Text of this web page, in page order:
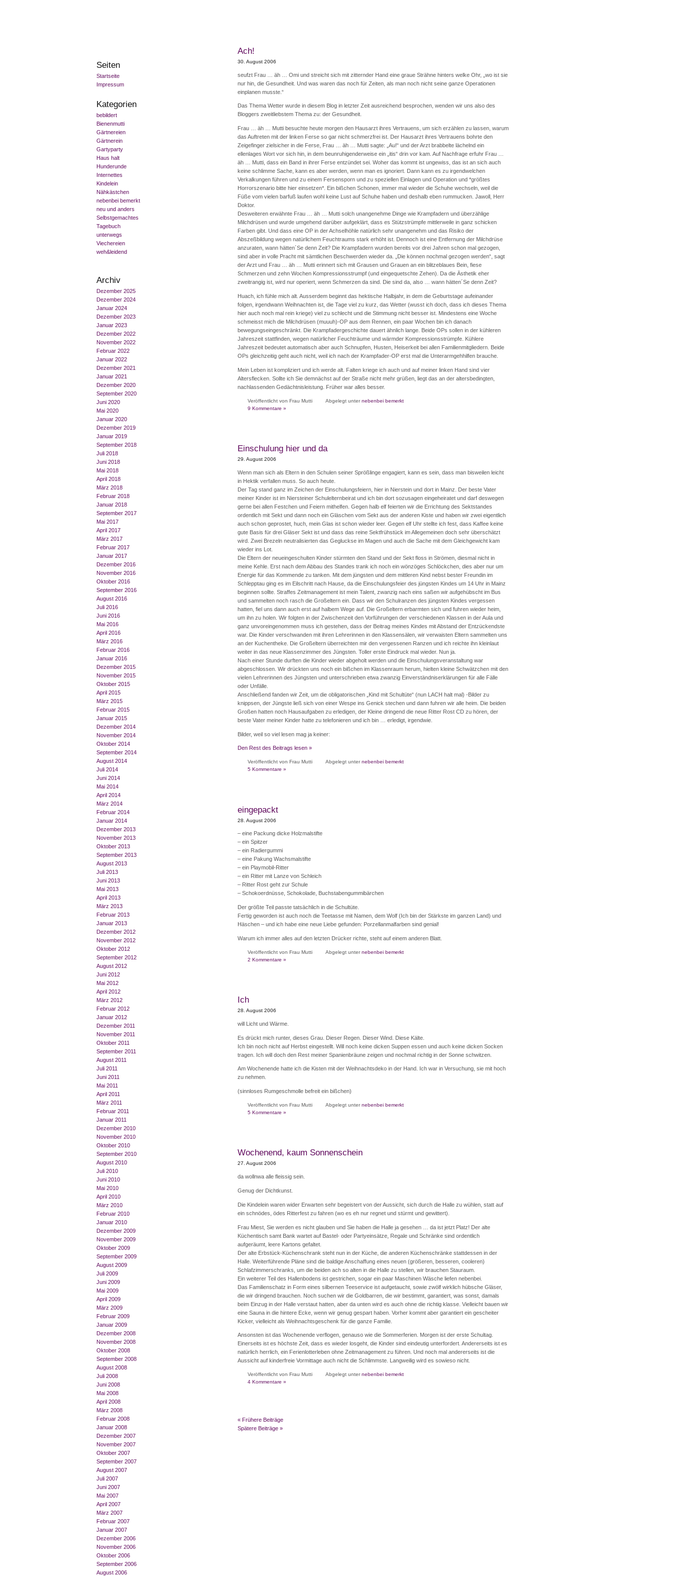
Seiten
Startseite
Impressum
Kategorien
bebildert
Bienenmutti
Gärtnereien
Gärtnerein
Gartyparty
Haus halt
Hunderunde
Internettes
Kindelein
Nähkästchen
nebenbei bemerkt
neu und anders
Selbstgemachtes
Tagebuch
unterwegs
Viechereien
weh&leidend
Archiv
Dezember 2025
Dezember 2024
Januar 2024
Dezember 2023
Januar 2023
Dezember 2022
November 2022
Februar 2022
Januar 2022
Dezember 2021
Januar 2021
Dezember 2020
September 2020
Juni 2020
Mai 2020
Januar 2020
Dezember 2019
Januar 2019
September 2018
Juli 2018
Juni 2018
Mai 2018
April 2018
März 2018
Februar 2018
Januar 2018
September 2017
Mai 2017
April 2017
März 2017
Februar 2017
Januar 2017
Dezember 2016
November 2016
Oktober 2016
September 2016
August 2016
Juli 2016
Juni 2016
Mai 2016
April 2016
März 2016
Februar 2016
Januar 2016
Dezember 2015
November 2015
Oktober 2015
April 2015
März 2015
Februar 2015
Januar 2015
Dezember 2014
November 2014
Oktober 2014
September 2014
August 2014
Juli 2014
Juni 2014
Mai 2014
April 2014
März 2014
Februar 2014
Januar 2014
Dezember 2013
November 2013
Oktober 2013
September 2013
August 2013
Juli 2013
Juni 2013
Mai 2013
April 2013
März 2013
Februar 2013
Januar 2013
Dezember 2012
November 2012
Oktober 2012
September 2012
August 2012
Juni 2012
Mai 2012
April 2012
März 2012
Februar 2012
Januar 2012
Dezember 2011
November 2011
Oktober 2011
September 2011
August 2011
Juli 2011
Juni 2011
Mai 2011
April 2011
März 2011
Februar 2011
Januar 2011
Dezember 2010
November 2010
Oktober 2010
September 2010
August 2010
Juli 2010
Juni 2010
Mai 2010
April 2010
März 2010
Februar 2010
Januar 2010
Dezember 2009
November 2009
Oktober 2009
September 2009
August 2009
Juli 2009
Juni 2009
Mai 2009
April 2009
März 2009
Februar 2009
Januar 2009
Dezember 2008
November 2008
Oktober 2008
September 2008
August 2008
Juli 2008
Juni 2008
Mai 2008
April 2008
März 2008
Februar 2008
Januar 2008
Dezember 2007
November 2007
Oktober 2007
September 2007
August 2007
Juli 2007
Juni 2007
Mai 2007
April 2007
März 2007
Februar 2007
Januar 2007
Dezember 2006
November 2006
Oktober 2006
September 2006
August 2006
Ach!
30. August 2006
seufzt Frau … äh … Omi und streicht sich mit zitternder Hand eine graue Strähne hinters welke Ohr, „wo ist sie
nur hin, die Gesundheit. Und was waren das noch für Zeiten, als man noch nicht seine ganze Operationen
einplanen musste.“
Das Thema Wetter wurde in diesem Blog in letzter Zeit ausreichend besprochen, wenden wir uns also des
Bloggers zweitliebstem Thema zu: der Gesundheit.
Frau … äh … Mutti besuchte heute morgen den Hausarzt ihres Vertrauens, um sich erzählen zu lassen, warum
das Auftreten mit der linken Ferse so gar nicht schmerzfrei ist. Der Hausarzt ihres Vertrauens bohrte den
Zeigefinger zielsicher in die Ferse, Frau … äh … Mutti sagte: „Au!“ und der Arzt brabbelte lächelnd ein
ellenlages Wort vor sich hin, in dem beunruhigenderweise ein „itis“ drin vor kam. Auf Nachfrage erfuhr Frau …
äh … Mutti, dass ein Band in ihrer Ferse entzündet sei. Woher das kommt ist ungewiss, das ist an sich auch
keine schlimme Sache, kann es aber werden, wenn man es ignoriert. Dann kann es zu irgendwelchen
Verkalkungen führen und zu einem Fersensporn und zu speziellen Einlagen und Operation und *größtes
Horrorszenario bitte hier einsetzen*. Ein bißchen Schonen, immer mal wieder die Schuhe wechseln, weil die
Füße vom vielen barfuß laufen wohl keine Lust auf Schuhe haben und deshalb eben rummucken. Jawoll, Herr
Doktor.
Desweiteren erwähnte Frau … äh … Mutti solch unangenehme Dinge wie Krampfadern und überzählige
Milchdrüsen und wurde umgehend darüber aufgeklärt, dass es Stützstrümpfe mittlerweile in ganz schicken
Farben gibt. Und dass eine OP in der Achselhöhle natürlich sehr unangenehm und das Risiko der
Abszeßbildung wegen natürlichem Feuchtraums stark erhöht ist. Dennoch ist eine Entfernung der Milchdrüse
anzuraten, wann hätten´Se denn Zeit? Die Krampfadern wurden bereits vor drei Jahren schon mal gezogen,
sind aber in volle Pracht mit sämtlichen Beschwerden wieder da. „Die können nochmal gezogen werden“, sagt
der Arzt und Frau … äh … Mutti erinnert sich mit Grausen und Grauen an ein blitzeblaues Bein, fiese
Schmerzen und zehn Wochen Kompressionsstrumpf (und eingequetschte Zehen). Da die Ästhetik eher
zweitrangig ist, wird nur operiert, wenn Schmerzen da sind. Die sind da, also … wann hätten´Se denn Zeit?
Huach, ich fühle mich alt. Ausserdem beginnt das hektische Halbjahr, in dem die Geburtstage aufeinander
folgen, irgendwann Weihnachten ist, die Tage viel zu kurz, das Wetter (wusst ich doch, dass ich dieses Thema
hier auch noch mal rein kriege) viel zu schlecht und die Stimmung nicht besser ist. Mindestens eine Woche
schmeisst mich die Milchdrüsen (muuuh)-OP aus dem Rennen, ein paar Wochen bin ich danach
bewegungseingeschränkt. Die Krampfadergeschichte dauert ähnlich lange. Beide OPs sollen in der kühleren
Jahreszeit stattfinden, wegen natürlicher Feuchträume und wärmder Kompressionsstrümpfe. Kühlere
Jahreszeit bedeutet automatisch aber auch Schnupfen, Husten, Heiserkeit bei allen Familienmitgliedern. Beide
OPs gleichzeitig geht auch nicht, weil ich nach der Krampfader-OP erst mal die Unterarmgehhilfen brauche.
Mein Leben ist kompliziert und ich werde alt. Falten kriege ich auch und auf meiner linken Hand sind vier
Altersflecken. Sollte ich Sie demnächst auf der Straße nicht mehr grüßen, liegt das an der altersbedingten,
nachlassenden Gedächtnisleistung. Früher war alles besser.
Veröffentlicht von Frau Mutti Abgelegt unternebenbei bemerkt
9 Kommentare »
Einschulung hier und da
29. August 2006
Wenn man sich als Eltern in den Schulen seiner Sprößlinge engagiert, kann es sein, dass man bisweilen leicht
in Hektik verfallen muss. So auch heute.
Der Tag stand ganz im Zeichen der Einschulungsfeiern, hier in Nierstein und dort in Mainz. Der beste Vater
meiner Kinder ist im Niersteiner Schulelternbeirat und ich bin dort sozusagen eingeheiratet und darf deswegen
gerne bei allen Festchen und Feiern mithelfen. Gegen halb elf feierten wir die Errichtung des Sektstandes
ordentlich mit Sekt und dann noch ein Gläschen vom Sekt aus der anderen Kiste und haben wir zwei eigentlich
auch schon geprostet, huch, mein Glas ist schon wieder leer. Gegen elf Uhr stellte ich fest, dass Kaffee keine
gute Basis für drei Gläser Sekt ist und dass das reine Sektfrühstück im Allegemeinen doch sehr überschätzt
wird. Zwei Brezeln neutralisierten das Gegluckse im Magen und auch die Sache mit dem Gleichgewicht kam
wieder ins Lot.
Die Eltern der neueingeschulten Kinder stürmten den Stand und der Sekt floss in Strömen, diesmal nicht in
meine Kehle. Erst nach dem Abbau des Standes trank ich noch ein wönzöges Schlöckchen, dies aber nur um
Energie für das Kommende zu tanken. Mit dem jüngsten und dem mittleren Kind nebst bester Freundin im
Schlepptau ging es im Eilschritt nach Hause, da die Einschulungsfeier des jüngsten Kindes um 14 Uhr in Mainz
beginnen sollte. Straffes Zeitmanagement ist mein Talent, zwanzig nach eins saßen wir aufgehübscht im Bus
und sammelten noch rasch die Großeltern ein. Dass wir den Schulranzen des jüngsten Kindes vergessen
hatten, fiel uns dann auch erst auf halbem Wege auf. Die Großeltern erbarmten sich und fuhren wieder heim,
um ihn zu holen. Wir folgten in der Zwischenzeit den Vorführungen der verschiedenen Klassen in der Aula und
ganz unvoreingenommen muss ich gestehen, dass der Beitrag meines Kindes mit Abstand der Entzückendste
war. Die Kinder verschwanden mit ihren Lehrerinnen in den Klassensälen, wir verwaisten Eltern sammelten uns
an der Kuchentheke. Die Großeltern überreichten mir den vergessenen Ranzen und ich reichte ihn kleinlaut
weiter in das neue Klassenzimmer des Jüngsten. Toller erste Eindruck mal wieder. Nun ja.
Nach einer Stunde durften die Kinder wieder abgeholt werden und die Einschulungsveranstaltung war
abgeschlossen. Wir drückten uns noch ein bißchen im Klassenraum herum, hielten kleine Schwätzchen mit den
vielen Lehrerinnen des Jüngsten und unterschrieben etwa zwanzig Einverständniserklärungen für alle Fälle
oder Unfälle.
Anschließend fanden wir Zeit, um die obligatorischen „Kind mit Schultüte“ (nun LACH halt mal) -Bilder zu
knippsen, der Jüngste ließ sich von einer Wespe ins Genick stechen und dann fuhren wir alle heim. Die beiden
Großen hatten noch Hausaufgaben zu erledigen, der Kleine dringend die neue Ritter Rost CD zu hören, der
beste Vater meiner Kinder hatte zu telefonieren und ich bin … erledigt, irgendwie.
Bilder, weil so viel lesen mag ja keiner:
Den Rest des Beitrags lesen »
Veröffentlicht von Frau Mutti Abgelegt unternebenbei bemerkt
5 Kommentare »
eingepackt
28. August 2006
– eine Packung dicke Holzmalstifte
– ein Spitzer
– ein Radiergummi
– eine Pakung Wachsmalstifte
– ein Playmobil-Ritter
– ein Ritter mit Lanze von Schleich
– Ritter Rost geht zur Schule
– Schokoerdnüsse, Schokolade, Buchstabengummibärchen
Der größte Teil passte tatsächlich in die Schultüte.
Fertig geworden ist auch noch die Teetasse mit Namen, dem Wolf (Ich bin der Stärkste im ganzen Land) und
Häschen – und ich habe eine neue Liebe gefunden: Porzellanmalfarben sind genial!
Warum ich immer alles auf den letzten Drücker richte, steht auf einem anderen Blatt.
Veröffentlicht von Frau Mutti Abgelegt unternebenbei bemerkt
2 Kommentare »
Ich
28. August 2006
will Licht und Wärme.
Es drückt mich runter, dieses Grau. Dieser Regen. Dieser Wind. Diese Kälte.
Ich bin noch nicht auf Herbst eingestellt. Will noch keine dicken Suppen essen und auch keine dicken Socken
tragen. Ich will doch den Rest meiner Spanienbräune zeigen und nochmal richtig in der Sonne schwitzen.
Am Wochenende hatte ich die Kisten mit der Weihnachtsdeko in der Hand. Ich war in Versuchung, sie mit hoch
zu nehmen.
(sinnloses Rumgeschmolle befreit ein bißchen)
Veröffentlicht von Frau Mutti Abgelegt unternebenbei bemerkt
5 Kommentare »
Wochenend, kaum Sonnenschein
27. August 2006
da wollnwa alle fleissig sein.
Genug der Dichtkunst.
Die Kindelein waren wider Erwarten sehr begeistert von der Aussicht, sich durch die Halle zu wühlen, statt auf
ein schnödes, ödes Ritterfest zu fahren (wo es eh nur regnet und stürmt und gewittert).
Frau Miest, Sie werden es nicht glauben und Sie haben die Halle ja gesehen … da ist jetzt Platz! Der alte
Küchentisch samt Bank wartet auf Bastel- oder Partyeinsätze, Regale und Schränke sind ordentlich
aufgeräumt, leere Kartons gefaltet.
Der alte Erbstück-Küchenschrank steht nun in der Küche, die anderen Küchenschränke stattdessen in der
Halle. Weiterführende Pläne sind die baldige Anschaffung eines neuen (größeren, besseren, cooleren)
Schlafzimmerschranks, um die beiden ach so alten in die Halle zu stellen, wir brauchen Stauraum.
Ein weiterer Teil des Hallenbodens ist gestrichen, sogar ein paar Maschinen Wäsche liefen nebenbei.
Das Familienschatz in Form eines silbernen Teeservice ist aufgetaucht, sowie zwölf wirklich hübsche Gläser,
die wir dringend brauchen. Noch suchen wir die Goldbarren, die wir bestimmt, garantiert, was sonst, damals
beim Einzug in der Halle verstaut hatten, aber da unten wird es auch ohne die richtig klasse. Vielleicht bauen wir
eine Sauna in die hintere Ecke, wenn wir genug gespart haben. Vorher kommt aber garantiert ein gescheiter
Kicker, vielleicht als Weihnachtsgeschenk für die ganze Familie.
Ansonsten ist das Wochenende verflogen, genauso wie die Sommerferien. Morgen ist der erste Schultag.
Einerseits ist es höchste Zeit, dass es wieder losgeht, die Kinder sind eindeutig unterfordert. Andererseits ist es
natürlich herrlich, ein Ferienlotterleben ohne Zeitmanagement zu führen. Und noch mal andererseits ist die
Aussicht auf kinderfreie Vormittage auch nicht die Schlimmste. Langweilig wird es sowieso nicht.
Veröffentlicht von Frau Mutti Abgelegt unternebenbei bemerkt
4 Kommentare »
« Frühere Beiträge
Spätere Beiträge »